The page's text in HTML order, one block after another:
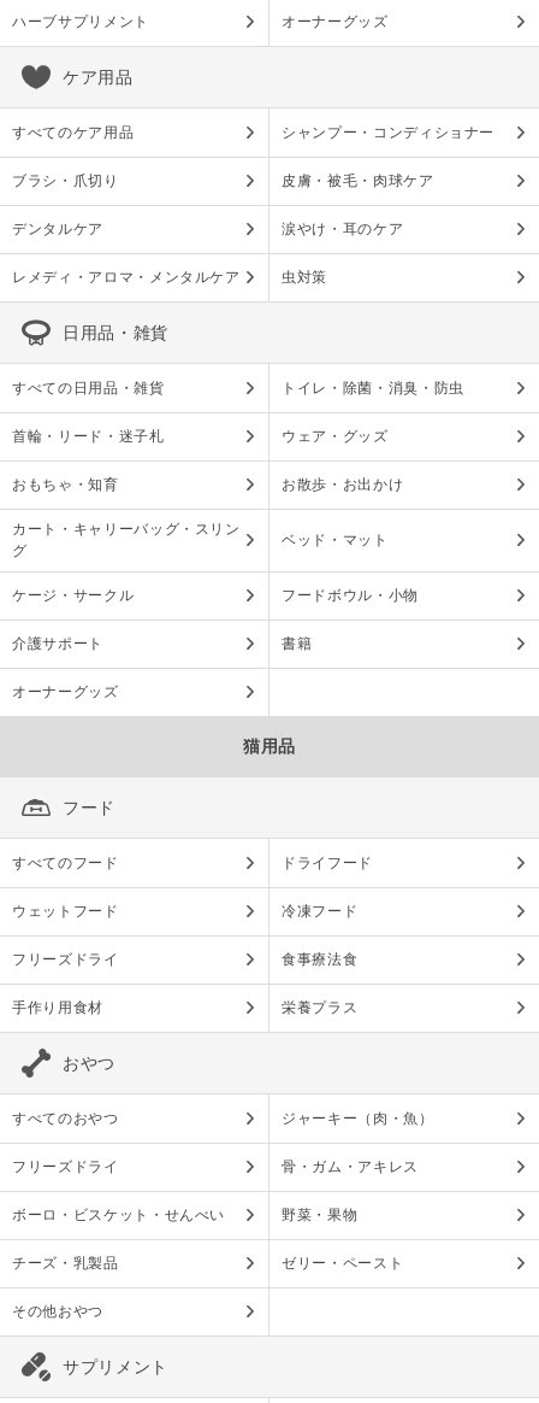
ハーブサプリメント オーナーグッズ
ケア用品
すべてのケア用品 シャンプー・コンディショナー
ブラシ・爪切り 皮膚・被毛・肉球ケア
デンタルケア 涙やけ・耳のケア
レメディ・アロマ・メンタルケア 虫対策
日用品・雑貨
すべての日用品・雑貨 トイレ・除菌・消臭・防虫
首輪・リード・迷子札 ウェア・グッズ
おもちゃ・知育 お散歩・お出かけ
カート・キャリーバッグ・スリン
グ
ベッド・マット
ケージ・サークル フードボウル・小物
介護サポート 書籍
オーナーグッズ
猫用品
フード
すべてのフード ドライフード
ウェットフード 冷凍フード
フリーズドライ 食事療法食
手作り用食材 栄養プラス
おやつ
すべてのおやつ ジャーキー（肉・魚）
フリーズドライ 骨・ガム・アキレス
ボーロ・ビスケット・せんべい 野菜・果物
チーズ・乳製品 ゼリー・ペースト
その他おやつ
サプリメント